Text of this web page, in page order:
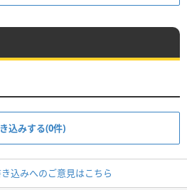
込みする(0件)
込みへのご意見はこちら